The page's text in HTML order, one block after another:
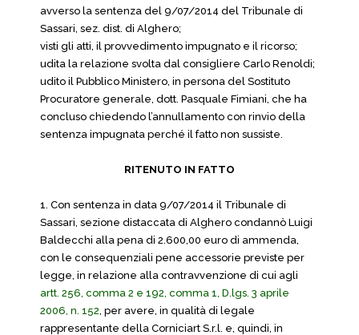
avverso la sentenza del 9/07/2014 del Tribunale di
Sassari, sez. dist. di Alghero;
visti gli atti, il provvedimento impugnato e il ricorso;
udita la relazione svolta dal consigliere Carlo Renoldi;
udito il Pubblico Ministero, in persona del Sostituto
Procuratore generale, dott. Pasquale Fimiani, che ha
concluso chiedendo l’annullamento con rinvio della
sentenza impugnata perché il fatto non sussiste.
RITENUTO IN FATTO
1. Con sentenza in data 9/07/2014 il Tribunale di
Sassari, sezione distaccata di Alghero condannò Luigi
Baldecchi alla pena di 2.600,00 euro di ammenda,
con le consequenziali pene accessorie previste per
legge, in relazione alla contravvenzione di cui agli
artt. 256, comma 2 e 192, comma 1, D.lgs. 3 aprile
2006, n. 152, per avere, in qualità di legale
rappresentante della Corniciart S.r.l. e, quindi, in